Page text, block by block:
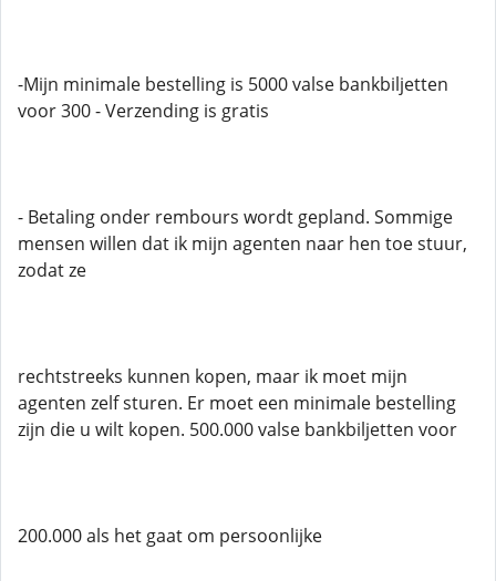
-Mijn minimale bestelling is 5000 valse bankbiljetten
voor 300 - Verzending is gratis
- Betaling onder rembours wordt gepland. Sommige
mensen willen dat ik mijn agenten naar hen toe stuur,
zodat ze
rechtstreeks kunnen kopen, maar ik moet mijn
agenten zelf sturen. Er moet een minimale bestelling
zijn die u wilt kopen. 500.000 valse bankbiljetten voor
200.000 als het gaat om persoonlijke